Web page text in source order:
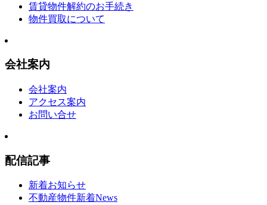
賃貸物件解約のお手続き
物件買取について
会社案内
会社案内
アクセス案内
お問い合せ
配信記事
新着お知らせ
不動産物件新着News